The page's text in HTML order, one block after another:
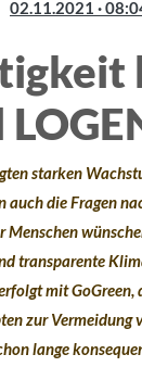
02.11.2021 ·
starken
auch die Fragen
transparente
mit GoGreen,
zur Vermeidung
lange